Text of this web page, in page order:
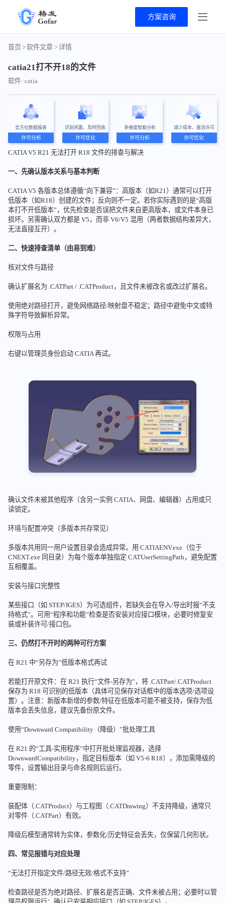
方案咨询
首页>软件文章 >详情
catia21打不开18的文件
软件: catia
全方位数据报表
许可分析
识别闲置、及时回收
许可优化
多维度智能分析
许可分析
减少成本、盘活许可
许可优化
CATIA V5 R21 无法打开 R18 文件的排查与解决
一、先确认版本关系与基本判断
CATIA V5 各版本总体遵循“向下兼容”：高版本（如R21）通常可以打开
低版本（如R18）创建的文件；反向则不一定。若你实际遇到的是“高版
本打不开低版本”，优先检查是否误把文件来自更高版本，或文件本身已
损坏。另需确认双方都是 V5，而非 V6/V5 混用（两者数据结构差异大，
无法直接互开）。
二、快速排查清单（由易到难）
核对文件与路径
确认扩展名为 .CATPart / .CATProduct，且文件未被改名或改过扩展名。
使用绝对路径打开，避免网络路径/映射盘不稳定；路径中避免中文或特
殊字符导致解析异常。
权限与占用
右键以管理员身份启动 CATIA 再试。
确认文件未被其他程序（含另一实例 CATIA、网盘、编辑器）占用或只
读锁定。
环境与配置冲突（多版本共存常见）
多版本共用同一用户设置目录会造成异常。用 CATIAENV.exe（位于
CNEXT.exe 同目录）为每个版本单独指定 CATUserSettingPath，避免配置
互相覆盖。
安装与接口完整性
某些接口（如 STEP/IGES）为可选组件，若缺失会在导入/导出时报“不支
持格式”。可用“程序和功能”检查是否安装对应接口模块，必要时修复安
装或补装许可/接口包。
三、仍然打不开时的两种可行方案
在 R21 中“另存为”低版本格式再试
若能打开原文件：在 R21 执行“文件-另存为”，将 .CATPart/.CATProduct
保存为 R18 可识别的低版本（具体可见保存对话框中的版本选项/选项设
置）。注意：新版本新增的参数/特征在低版本可能不被支持，保存为低
版本会丢失信息，建议先备份原文件。
使用“Downward Compatibility（降级）”批处理工具
在 R21 的“工具-实用程序”中打开批处理监视器，选择
DownwardCompatibility，指定目标版本（如 V5-6 R18），添加需降级的
零件，设置输出目录与命名规则后运行。
重要限制：
装配体（.CATProduct）与工程图（.CATDrawing）不支持降级，通常只
对零件（.CATPart）有效。
降级后模型通常转为实体，参数化/历史特征会丢失，仅保留几何形状。
四、常见报错与对应处理
“无法打开指定文件/路径无效/格式不支持”
检查路径是否为绝对路径、扩展名是否正确、文件未被占用；必要时以管